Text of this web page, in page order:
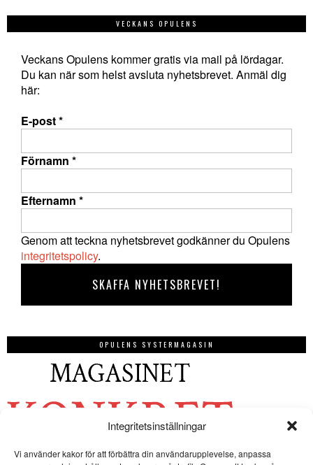
Integritetsinställningar
Vi använder kakor för att förbättra din användarupplevelse, anpassa
VECKANS OPULENS
Veckans Opulens kommer gratis via mail på lördagar.
Du kan när som helst avsluta nyhetsbrevet. Anmäl dig
här:
E-post*
Förnamn *
Efternamn *
Genom att teckna nyhetsbrevet godkänner du Opulens
integritetspolicy.
OPULENS SYSTERMAGASIN